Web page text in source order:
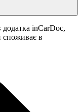
додатка inCarDoc,
споживає в